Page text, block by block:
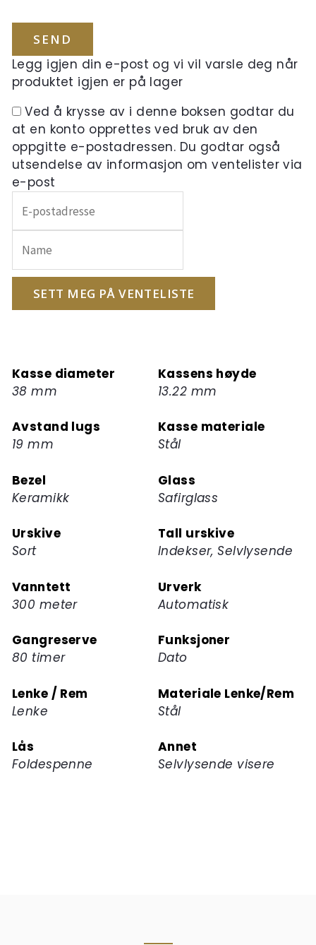
Legg igjen din e-post og vi vil varsle deg når
produktet igjen er på lager
Ved å krysse av i denne boksen godtar du
at en konto opprettes ved bruk av den
oppgitte e-postadressen. Du godtar også
utsendelse av informasjon om ventelister via
e-post
inn
e-
postadressen
din
ventelisten
for
produktet
SETT MEG PÅ VENTELISTE
Kasse diameter
38 mm
Kassens høyde
13.22 mm
Avstand lugs
19 mm
Kasse materiale
Stål
Bezel
Keramikk
Glass
Safirglass
Urskive
Sort
Tall urskive
Indekser, Selvlysende
Vanntett
300 meter
Urverk
Automatisk
Gangreserve
80 timer
Funksjoner
Dato
Lenke / Rem
Lenke
Materiale Lenke/Rem
Stål
Lås
Foldespenne
Annet
Selvlysende visere